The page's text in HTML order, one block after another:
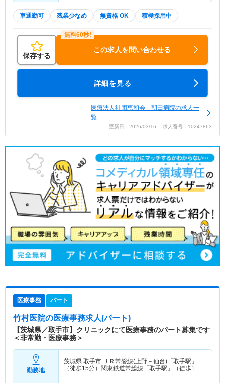
車通勤可 残業少なめ 無資格 OK 積極採用中
保存する
この求人を問い合わせる
詳細を見る
医療法人社団恵和会 朝田病院の求人一
覧
更新日：2026/03/16 求人番号：10247863
医療事務 パート
竹村医院の医療事務求人(パート)
【茨城県／取手市】クリニックにて医療事務のパート募集です
＜非常勤・医療事務＞
勤務地
茨城県 取手市 ＪＲ常磐線(上野－仙台)「取手駅」
（徒歩15分）関東鉄道常総線「取手駅」（徒歩15